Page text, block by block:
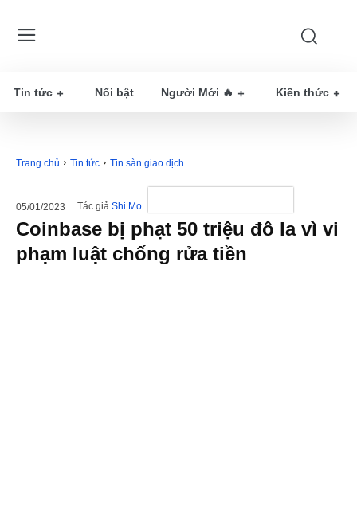
Tin tức Nổi bật Người Mới 🔥 Kiến thức
Trang chủ Tin tức Tin sàn giao dịch
05/01/2023 Tác giả Shi Mo
Coinbase bị phạt 50 triệu đô la vì vi
phạm luật chống rửa tiền